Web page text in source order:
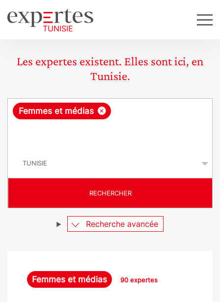
Les expertes existent. Elles sont ici, en
Tunisie.
R
ê
e
×
Femmes et médias
RECHERCHER
Recherche avancée
Femmes et médias 90 expertes